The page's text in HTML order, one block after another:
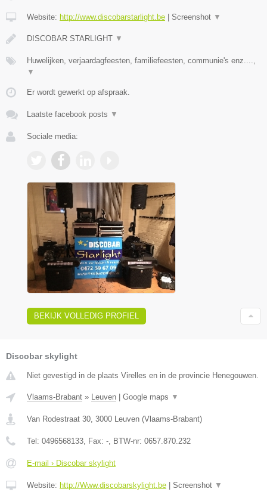
Website: http://www.discobarstarlight.be Screenshot ▼
DISCOBAR STARLIGHT ▼
Huwelijken, verjaardagfeesten, familiefeesten, communie's enz....,
▼
Er wordt gewerkt op afspraak.
Laatste facebook posts ▼
Sociale media:
BEKIJK VOLLEDIG PROFIEL
Discobar skylight
Niet gevestigd in de plaats Virelles en in de provincie Henegouwen.
Vlaams-Brabant » Leuven Google maps ▼
Van Rodestraat 30, 3000 Leuven (Vlaams-Brabant)
Tel: 0496568133, Fax: -, BTW-nr: 0657.870.232
E-mail › Discobar skylight
Website: http://Www.discobarskylight.be Screenshot ▼